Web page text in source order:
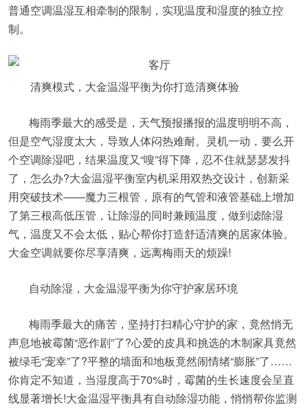
普通空调温湿互相牵制的限制，实现温度和湿度的独立控
制。
清爽模式，大金温湿平衡为你打造清爽体验
梅雨季最大的感受是，天气预报播报的温度明明不高，
但是空气湿度太大，导致人体闷热难耐。灵机一动，要么开
个空调除湿吧，结果温度又“嗖”得下降，忍不住就瑟瑟发抖
了，怎么办?大金温湿平衡室内机采用双热交设计，创新采
用突破技术——魔力三根管，原有的气管和液管基础上增加
了第三根高低压管，让除湿的同时兼顾温度，做到滤除湿
气，温度又不会太低，贴心帮你打造舒适清爽的居家体验。
大金空调就要你尽享清爽，远离梅雨天的烦躁!
自动除湿，大金温湿平衡为你守护家居环境
梅雨季最大的痛苦，坚持打扫精心守护的家，竟然悄无
声息地被霉菌“恶作剧”了?心爱的皮具和挑选的木制家具竟然
被绿毛“宠幸”了?平整的墙面和地板竟然闹情绪“膨胀”了……
你肯定不知道，当湿度高于70%时，霉菌的生长速度会呈直
线显著增长!大金温湿平衡具有自动除湿功能，悄悄帮你监测